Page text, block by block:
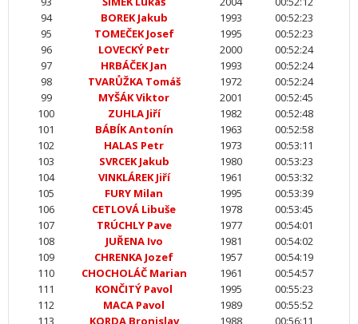
94
BOREK Jakub 1993
00:52:23
95
TOMEČEK Josef 1995
00:52:23
96
LOVECKÝ Petr 2000
00:52:24
97
HRBÁČEK Jan 1993
00:52:24
98
TVARŮŽKA Tomáš 1972
00:52:24
99
MYŠÁK Viktor 2001
00:52:45
100
ZUHLA Jiří 1982
00:52:48
101
BÁBÍK Antonín 1963
00:52:58
102
HALAS Petr 1973
00:53:11
103
SVRCEK Jakub 1980
00:53:23
104
VINKLÁREK Jiří 1961
00:53:32
105
FURY Milan 1995
00:53:39
106
CETLOVÁ Libuše 1978
00:53:45
107
TRÚCHLY Pave 1977
00:54:01
108
JUŘENA Ivo 1981
00:54:02
109
CHRENKA Jozef 1957
00:54:19
110
CHOCHOLÁČ Marian 1961
00:54:57
111
KONČITÝ Pavol 1995
00:55:23
112
MACA Pavol 1989
00:55:52
113
KORDA Bronislav 1988
00:56:11